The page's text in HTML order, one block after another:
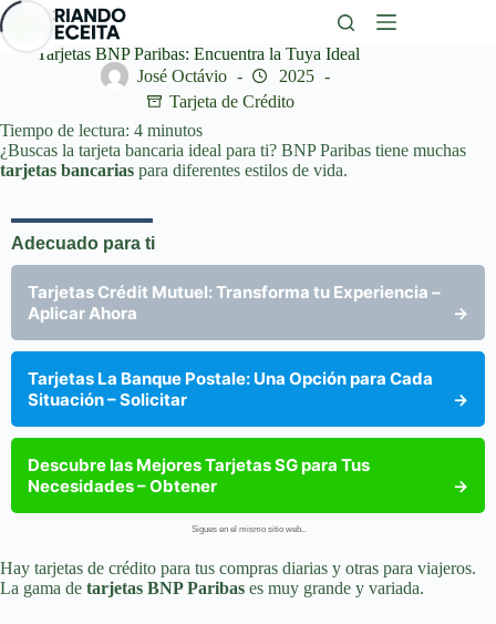
Saltar
al
contenidoTarjetas BNP Paribas: Encuentra la Tuya Ideal
José Octávio
2025
Tarjeta de Crédito
Tiempo de lectura: 4 minutos
¿Buscas la tarjeta bancaria ideal para ti? BNP Paribas tiene muchas
tarjetas bancarias para diferentes estilos de vida.
Adecuado para ti
Tarjetas Crédit Mutuel: Transforma tu Experiencia –
Aplicar Ahora
→
Tarjetas La Banque Postale: Una Opción para Cada
Situación – Solicitar
→
Descubre las Mejores Tarjetas SG para Tus
Necesidades – Obtener
→
Sigues en el mismo sitio web..
Hay tarjetas de crédito para tus compras diarias y otras para viajeros.
La gama de tarjetas BNP Paribas es muy grande y variada.